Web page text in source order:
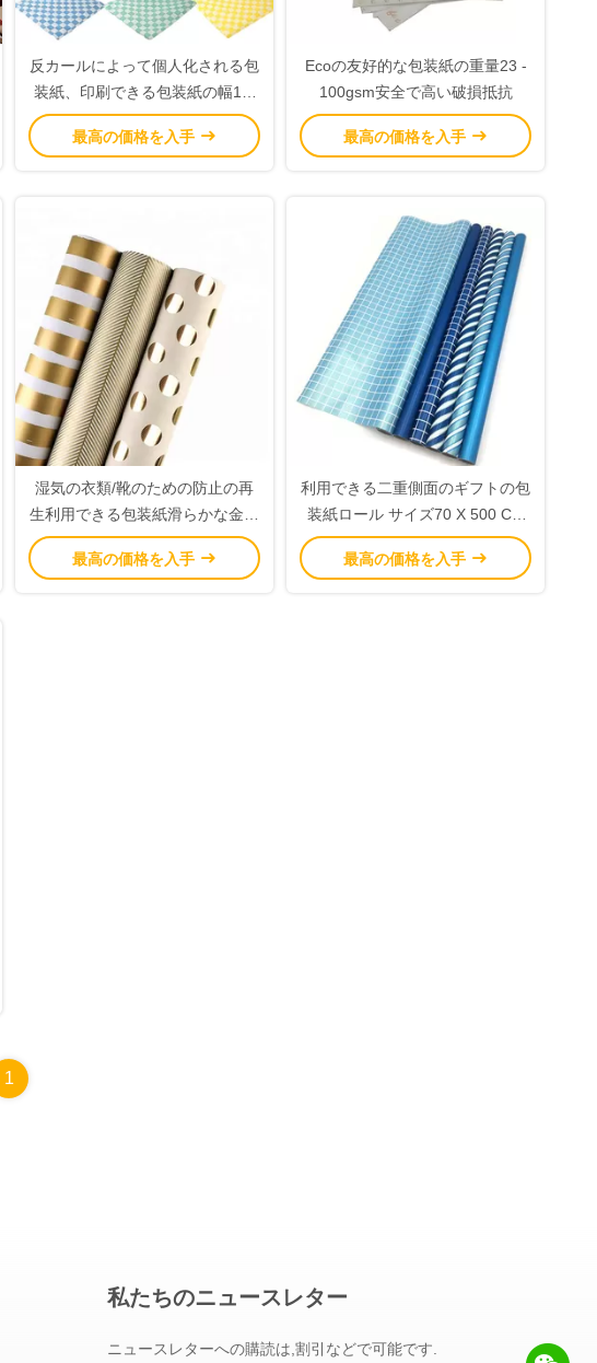
反カールによって個人化される包
装紙、印刷できる包装紙の幅10-
1200mm
最高の価格を入手
Ecoの友好的な包装紙の重量23 -
100gsm安全で高い破損抵抗
最高の価格を入手
湿気の衣類/靴のための防止の再
生利用できる包装紙滑らかな金属
ホイルの輝やき
最高の価格を入手
利用できる二重側面のギフトの包
装紙ロール サイズ70 X 500 Cm
さまざまな色
最高の価格を入手
1
私たちのニュースレター
ニュースレターへの購読は,割引などで可能です.